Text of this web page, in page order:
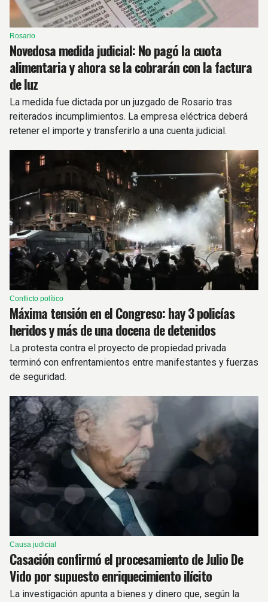
Rosario
Novedosa medida judicial: No pagó la cuota
alimentaria y ahora se la cobrarán con la factura
de luz
La medida fue dictada por un juzgado de Rosario tras
reiterados incumplimientos. La empresa eléctrica deberá
retener el importe y transferirlo a una cuenta judicial.
Conflicto político
Máxima tensión en el Congreso: hay 3 policías
heridos y más de una docena de detenidos
La protesta contra el proyecto de propiedad privada
terminó con enfrentamientos entre manifestantes y fuerzas
de seguridad.
Causa judicial
Casación confirmó el procesamiento de Julio De
Vido por supuesto enriquecimiento ilícito
La investigación apunta a bienes y dinero que, según la